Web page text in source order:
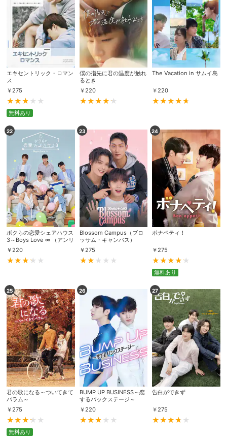
視聴デバイス一覧
スマホなどでRakuten TVを視聴する際のデ
バイス連携の設定ができます。
パスコード設定
視聴年齢制限の変更時にパスコード入力が
求められるのでお子さまがいても安心で
す。
メルマガ
メルマガの配信停止、配信先のメールアド
レスの変更が可能です。
定額見放題解約
定額見放題コンテンツの解約はこちらから
可能です。
ログアウト
エキセントリック・ロマン
ス
￥ 275
無料あり
僕の指先に君の温度が触れ
るとき
￥ 220
The Vacation in サムイ島
￥ 220
22
ボクらの恋愛シェアハウス
3～Boys Love ∞ （アンリ
ミテッド）～
￥220
23
Blossom Campus（ブロ
ッサム・キャンパス）
￥275
24
ボナペティ！
￥275
無料あり
25
君の歌になる～ついてきて
バラム～
￥275
無料あり
26
BUMP UP BUSINESS～恋
するバックステージ～
￥220
27
告白ができず
￥275